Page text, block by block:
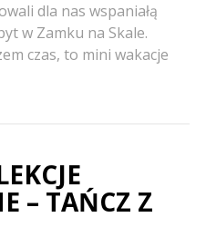
dla nas wspaniałą
w Zamku na Skale.
czas, to mini wakacje
– TAŃCZ Z